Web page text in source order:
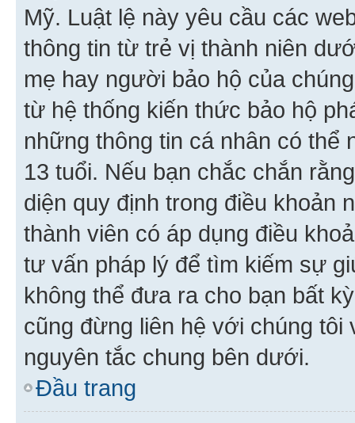
Mỹ. Luật lệ này yêu cầu các
thông tin từ trẻ vị thành niên
mẹ hay người bảo hộ của
từ hệ thống kiến thức bảo hộ
những thông tin cá nhân có thể
13 tuổi. Nếu bạn chắc chắn
diện quy định trong điều khoản
thành viên có áp dụng điều
tư vấn pháp lý để tìm kiếm sự
không thể đưa ra cho bạn bất
cũng đừng liên hệ với chúng
nguyên tắc chung bên dưới.
Đầu trang